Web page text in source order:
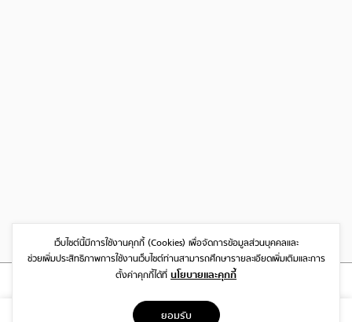
เว็บไซต์นี้มีการใช้งานคุกกี้ (Cookies) เพื่อจัดการข้อมูลส่วนบุคคลและ
ช่วยเพิ่มประสิทธิภาพการใช้งานเว็บไซต์ท่านสามารถศึกษารายละเอียดเพิ่มเติมและการ
ตั้งค่าคุกกี้ได้ที่ นโยบายและคุกกี้
ยอมรับ